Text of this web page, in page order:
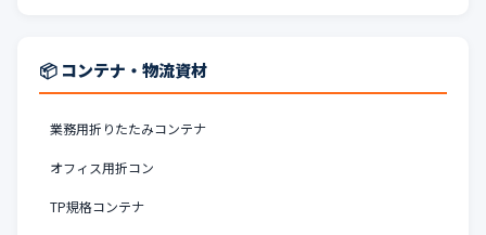
📦 コンテナ・物流資材
業務用折りたたみコンテナ
オフィス用折コン
TP規格コンテナ